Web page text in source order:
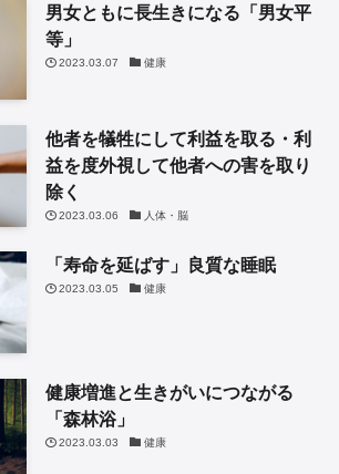
男女ともに長生きになる「男女平
等」
2023.03.07 健康
他者を犠牲にして利益を取る・利
益を度外視して他者への害を取り
除く
2023.03.06 人体・脳
「寿命を延ばす」良質な睡眠
2023.03.05 健康
健康増進と生きがいにつながる
「森林浴」
2023.03.03 健康